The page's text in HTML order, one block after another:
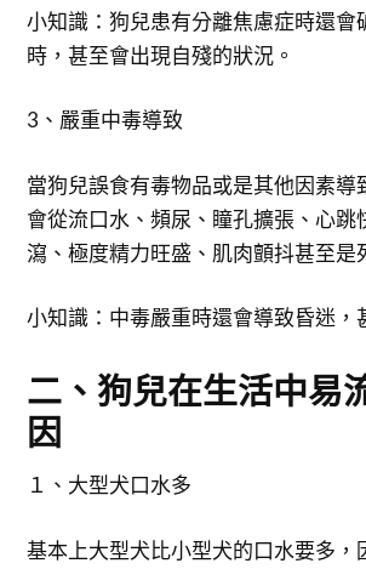
小知識：狗兒患有分離焦慮症時還會
時，甚至會出現自殘的狀況。
3、嚴重中毒導致
當狗兒誤食有毒物品或是其他因素導
會從流口水、頻尿、瞳孔擴張、心跳
瀉、極度精力旺盛、肌肉顫抖甚至是
小知識：中毒嚴重時還會導致昏迷，
二、狗兒在生活中易
因
１、大型犬口水多
基本上大型犬比小型犬的口水要多，